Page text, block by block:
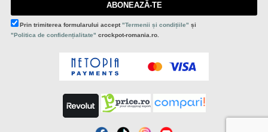
ABONEAZĂ-TE
Prin trimiterea formularului accept"Termenii și condițiile" și
"Politica de confidențialitate" crockpot-romania.ro.